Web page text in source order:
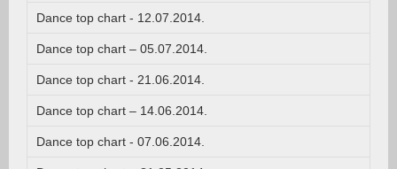
Dance top chart - 12.07.2014.
Dance top chart – 05.07.2014.
Dance top chart - 21.06.2014.
Dance top chart – 14.06.2014.
Dance top chart - 07.06.2014.